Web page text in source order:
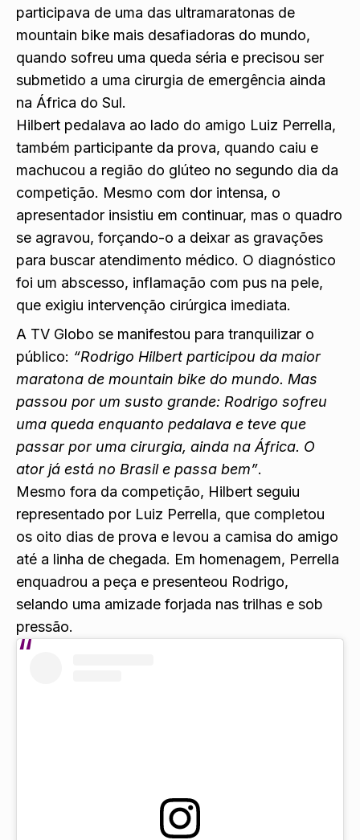
participava de uma das ultramaratonas de
mountain bike mais desafiadoras do mundo,
quando sofreu uma queda séria e precisou ser
submetido a uma cirurgia de emergência ainda
na África do Sul.
Hilbert pedalava ao lado do amigo Luiz Perrella,
também participante da prova, quando caiu e
machucou a região do glúteo no segundo dia da
competição. Mesmo com dor intensa, o
apresentador insistiu em continuar, mas o quadro
se agravou, forçando-o a deixar as gravações
para buscar atendimento médico. O diagnóstico
foi um abscesso, inflamação com pus na pele,
que exigiu intervenção cirúrgica imediata.
A TV Globo se manifestou para tranquilizar o
público: “Rodrigo Hilbert participou da maior
maratona de mountain bike do mundo. Mas
passou por um susto grande: Rodrigo sofreu
uma queda enquanto pedalava e teve que
passar por uma cirurgia, ainda na África. O
ator já está no Brasil e passa bem”.
Mesmo fora da competição, Hilbert seguiu
representado por Luiz Perrella, que completou
os oito dias de prova e levou a camisa do amigo
até a linha de chegada. Em homenagem, Perrella
enquadrou a peça e presenteou Rodrigo,
selando uma amizade forjada nas trilhas e sob
pressão.